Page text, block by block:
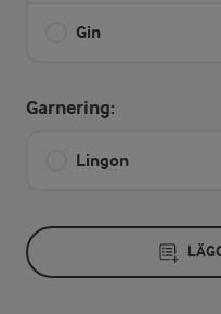
Gin
Garnering:
Lingon